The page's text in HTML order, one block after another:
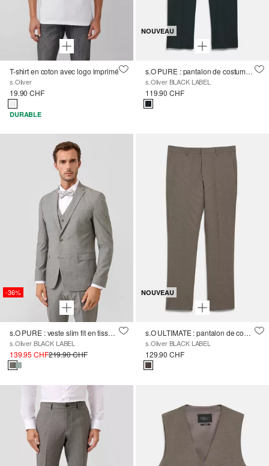
T-shirt en coton avec logo imprimé
s.Oliver
19.90 CHF
DURABLE
NOUVEAU
s.O PURE : pantalon de costume coupe slim
s.Oliver BLACK LABEL
119.90 CHF
-36%
s.O PURE : veste slim fit en tissu stretch à motifs
s.Oliver BLACK LABEL
139.95 CHF219.90 CHF
NOUVEAU
s.O ULTIMATE : pantalon de costume en laine mélangée, coupe slim
s.Oliver BLACK LABEL
129.90 CHF